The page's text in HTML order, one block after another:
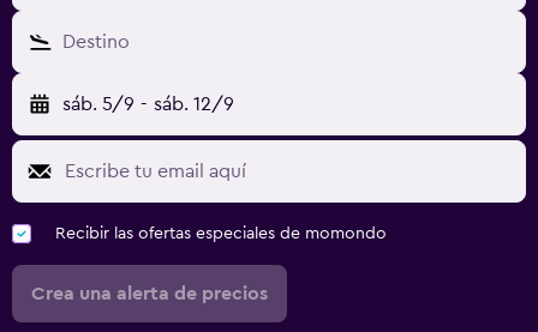
Destino
sáb. 5/9 - sáb. 12/9
Recibir las ofertas especiales de momondo
Crea una alerta de precios